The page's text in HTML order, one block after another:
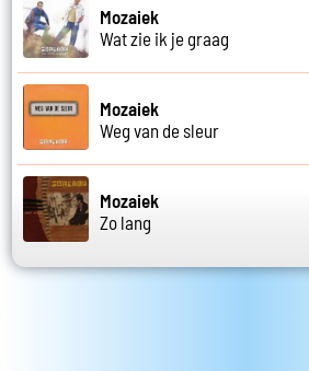
Mozaiek
Wat zie ik je graag
Mozaiek
Weg van de sleur
Mozaiek
Zo lang